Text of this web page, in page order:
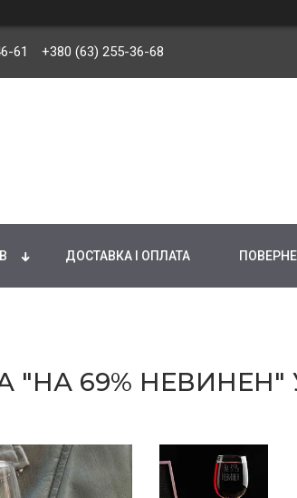
61 +380 (63) 255-36-68
ДОСТАВКА І ОПЛАТА
"НА 69% НЕВИНЕН"